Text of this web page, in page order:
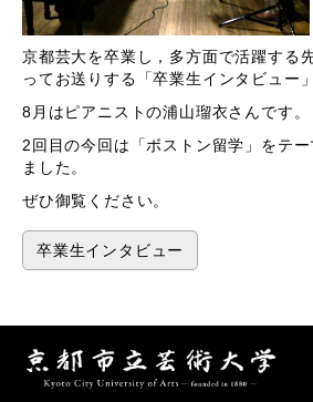
京都芸大を卒業し，多方面で活躍する
ってお送りする「卒業生インタビュー
8月はピアニストの浦山瑠衣さんです。
2回目の今回は「ボストン留学」をテ
ました。
ぜひ御覧ください。
卒業生インタビュー